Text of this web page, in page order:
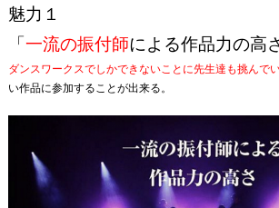
魅力１
「一流の振付師による作品力の高
ダンスワークスでしかできないことに先生達も挑んで
い作品に参加することが出来る。